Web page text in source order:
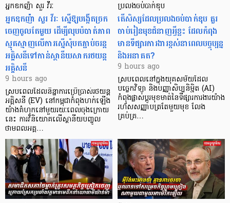
អ្នកឧកញ៉ា សួរ វីរៈ
អ្នកឧកញ៉ា សួរ វីរៈ ស្នើឱ្យបង្កើតច្រក
ចេញចូលតែមួយ ដើម្បីលុបបំបាត់ភាព
ស្មុគស្មាញលើការស្នើសុំបតភ្ជាប់ចរន្ត
អគ្គិសនីទៅកាន់ស្ថានីយសាករថយន្ត
អគ្គិសនី
9 hours ago
ស្របពេលដែលនិន្នាការប្រើប្រាស់រថយន្ត
អគ្គិសនី (EV) នៅកម្ពុជាកំពុងហក់ឡើង
យ៉ាងគំហុកនៅមួយរយៈពេលចុងក្រោយ
នេះ ការវិនិយោគលើស្ថានីយបញ្ចូល
ថាមពលអគ្គ…
ប្រលងចប់បាក់ឌុប
តើសិស្សដែលប្រលងចប់បាក់ឌុប គួរ
ចាប់រៀនមុខជំនាញអ្វីខ្លះ ដែលកំពុង
មានទីផ្សារការងារខ្ពស់នាពេលបច្ចុប្បន្ន
និងអនាគត?
9 hours ago
ស្របពេលនៅក្នុងយុគសម័យដែល
បច្ចេកវិទ្យា និងបញ្ញាសិប្បនិម្មិត (AI)
កំពុងផ្លាស់ប្តូរមុខមាត់នៃទីផ្សារការងារយ៉ាង
រហ័សសញ្ញាបត្រតែមួយមុខ លែង
គ្រប់គ្រ…